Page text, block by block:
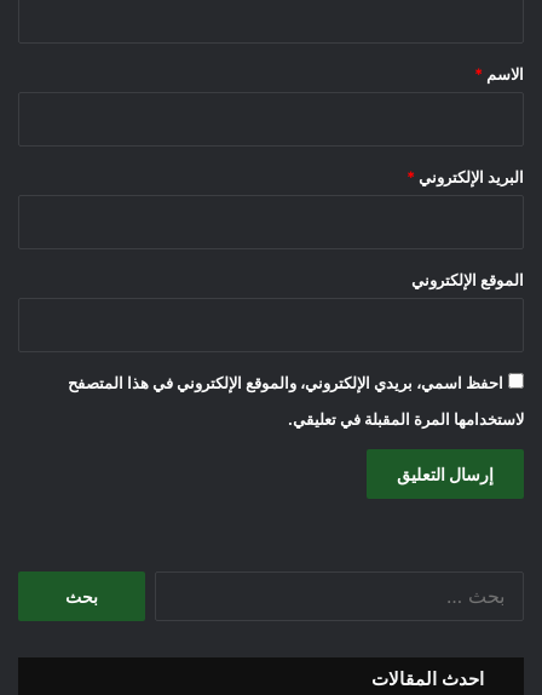
*
الاسم *
البريد الإلكتروني *
الموقع الإلكتروني
احفظ اسمي، بريدي الإلكتروني، والموقع الإلكتروني في هذا المتصفح
لاستخدامها المرة المقبلة في تعليقي.
احدث المقالات